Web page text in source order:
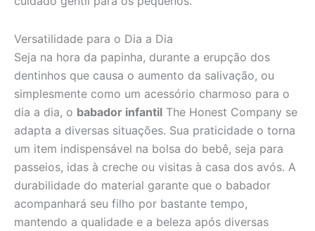
Versatilidade para o Dia a Dia
Seja na hora da papinha, durante a erupção dos
dentinhos que causa o aumento da salivação, ou
simplesmente como um acessório charmoso para o
dia a dia, o babador infantil The Honest Company se
adapta a diversas situações. Sua praticidade o torna
um item indispensável na bolsa do bebê, seja para
passeios, idas à creche ou visitas à casa dos avós. A
durabilidade do material garante que o babador
acompanhará seu filho por bastante tempo,
mantendo a qualidade e a beleza após diversas